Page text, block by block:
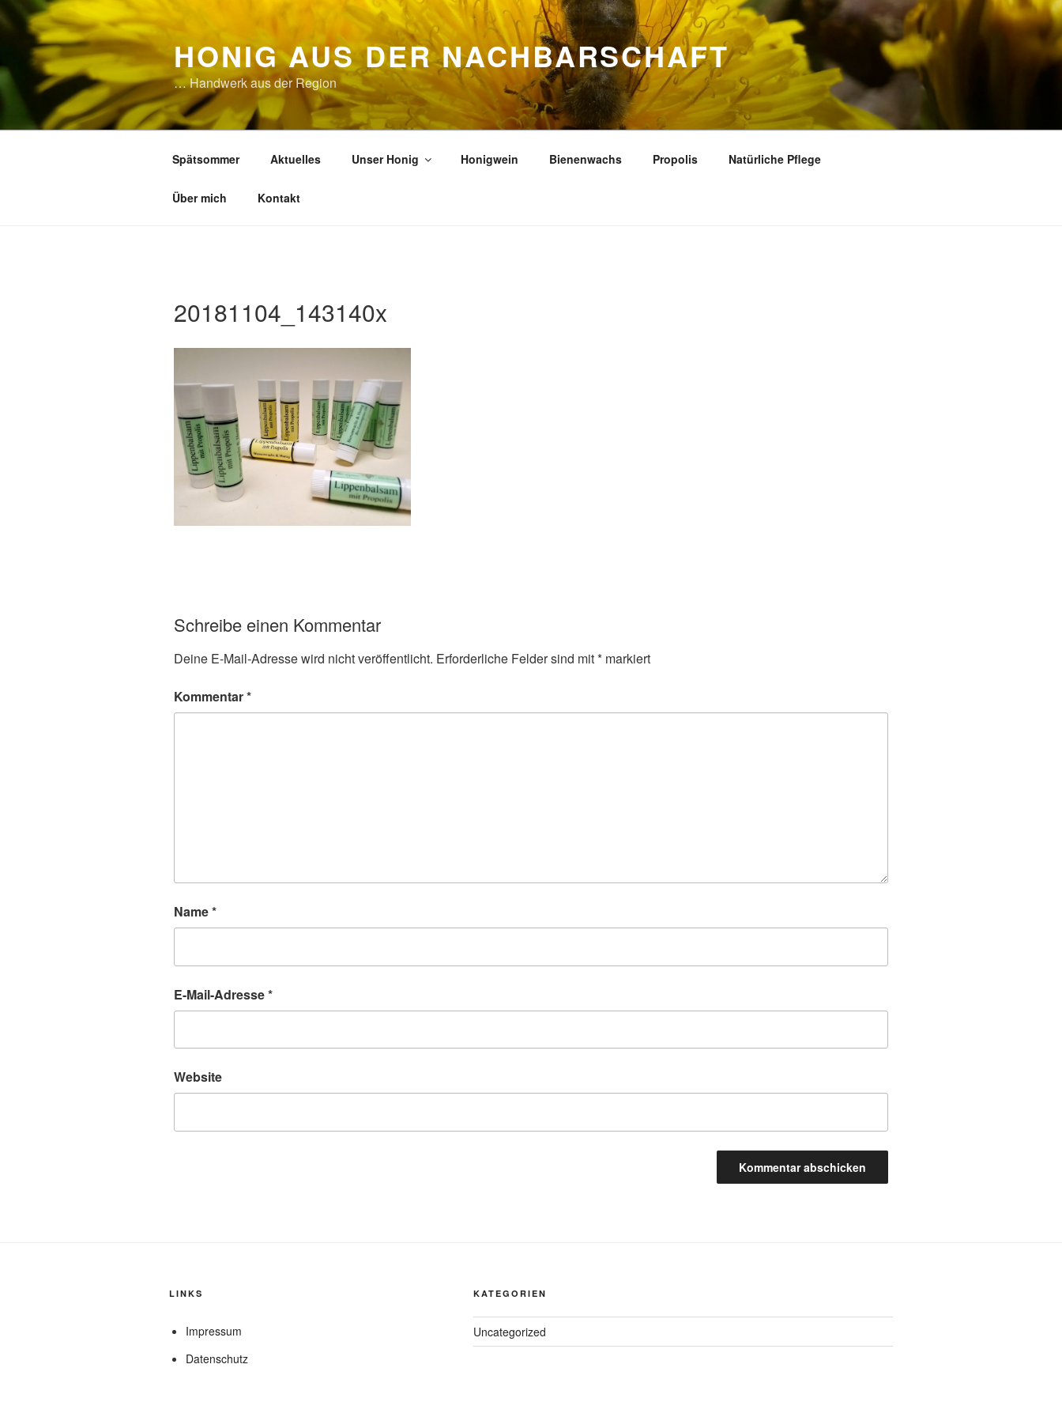
Zum
Inhalt
springen
HONIG AUS DER NACHBARSCHAFT
… Handwerk aus der Region
Spätsommer Aktuelles Unser Honig Honigwein Bienenwachs Propolis Natürliche Pflege
Über mich Kontakt
20181104_143140x
Schreibe einen Kommentar
Deine E-Mail-Adresse wird nicht veröffentlicht. Erforderliche Felder sind mit* markiert
Kommentar*
Name*
E-Mail-Adresse*
Website
LINKS
Impressum
Datenschutz
KATEGORIEN
Uncategorized